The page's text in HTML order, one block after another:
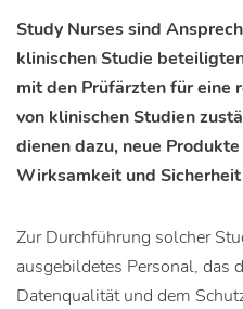
Study Nurses sind
klinischen Studie
mit den Prüfärzten für eine
von klinischen Studien
dienen dazu, neue
Wirksamkeit und
Zur Durchführung solcher
ausgebildetes Personal, das
Datenqualität und dem